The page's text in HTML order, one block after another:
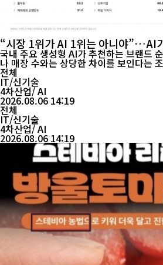
“시장 1위가 AI 1위는 아니야”…AI
공개
국내 주요 생성형 AI가 추천하는 브랜드
나 매장 수와는 상당한 차이를 보인다는
위 브랜드가 AI에서는 경쟁사에 밀리는 사
랜드는 AI 답변에서 아예 언급조차 되지 않는
이아이빅스랩(AIBIX lab)은 6일 식품·외
분야 30개 카테고리, 715개 브랜드를 대
브랜드 경쟁력 ...
전체
IT/신기술
4차산업/ AI
2026.08.06 14:19
전체
IT/신기술
4차산업/ AI
2026.08.06 14:19